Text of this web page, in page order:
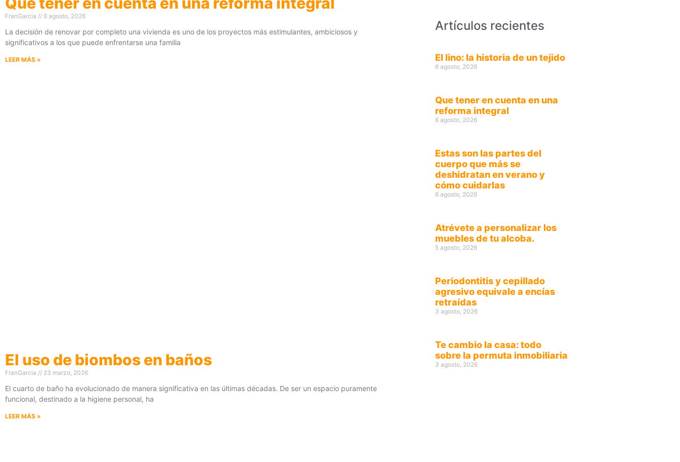
FranGarcia 6 agosto, 2026
La decisión de renovar por completo una vivienda es uno de los proyectos más estimulantes, ambiciosos y
significativos a los que puede enfrentarse una familia
LEER MÁS »
El uso de biombos en baños
FranGarcia 23 marzo, 2026
El cuarto de baño ha evolucionado de manera significativa en las últimas décadas. De ser un espacio puramente
funcional, destinado a la higiene personal, ha
LEER MÁS »
Artículos recientes
El lino: la historia de un tejido
6 agosto, 2026
Que tener en cuenta en una
reforma integral
6 agosto, 2026
Estas son las partes del
cuerpo que más se
deshidratan en verano y
cómo cuidarlas
6 agosto, 2026
Atrévete a personalizar los
muebles de tu alcoba.
5 agosto, 2026
Periodontitis y cepillado
agresivo equivale a encías
retraídas
3 agosto, 2026
Te cambio la casa: todo
sobre la permuta inmobiliaria
3 agosto, 2026